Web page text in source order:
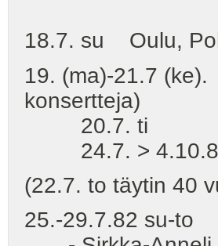
18.7. su Oulu,
19. (ma)-21.7
konsertteja)
20.7. ti Pau-
24.7. > 4.10.82
(22.7. to täytin 40
25.-29.7.82 su-to